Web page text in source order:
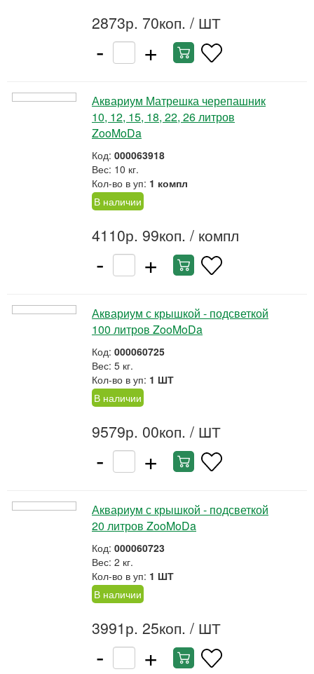
2873р. 70коп. / ШТ
- +
Аквариум Матрешка черепашник
10, 12, 15, 18, 22, 26 литров
ZooMoDa
Код: 000063918
Вес: 10 кг.
Кол-во в уп: 1 компл
В наличии
4110р. 99коп. / компл
- +
Аквариум с крышкой - подсветкой
100 литров ZooMoDa
Код: 000060725
Вес: 5 кг.
Кол-во в уп: 1 ШТ
В наличии
9579р. 00коп. / ШТ
- +
Аквариум с крышкой - подсветкой
20 литров ZooMoDa
Код: 000060723
Вес: 2 кг.
Кол-во в уп: 1 ШТ
В наличии
3991р. 25коп. / ШТ
- +